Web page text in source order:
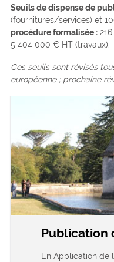
Seuils de dispense de
(fournitures/services) et
procédure formalisée :216
5 404 000 € HT (travaux).
Ces seuils sont révisés
européenne ; prochaine
Publication
En Application de